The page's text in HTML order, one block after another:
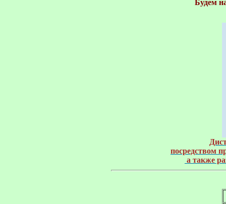
Будем
посредством
а также